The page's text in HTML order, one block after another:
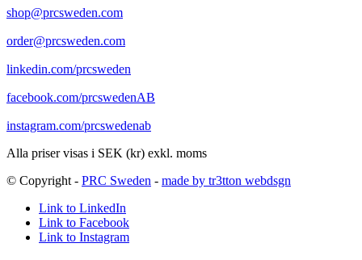
shop@prcsweden.com
order@prcsweden.com
linkedin.com/prcsweden
facebook.com/prcswedenAB
instagram.com/prcswedenab
Alla priser visas i SEK (kr) exkl. moms
© Copyright - PRC Sweden - made by tr3tton webdsgn
Link to LinkedIn
Link to Facebook
Link to Instagram